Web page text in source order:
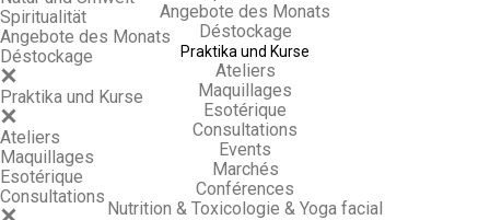
Spiritualität
Angebote des Monats
Déstockage
Praktika und Kurse
Ateliers
Maquillages
Esotérique
Consultations
Angebote des Monats
Déstockage
Praktika und Kurse
Ateliers
Maquillages
Esotérique
Consultations
Events
Marchés
Conférences
Nutrition & Toxicologie & Yoga facial